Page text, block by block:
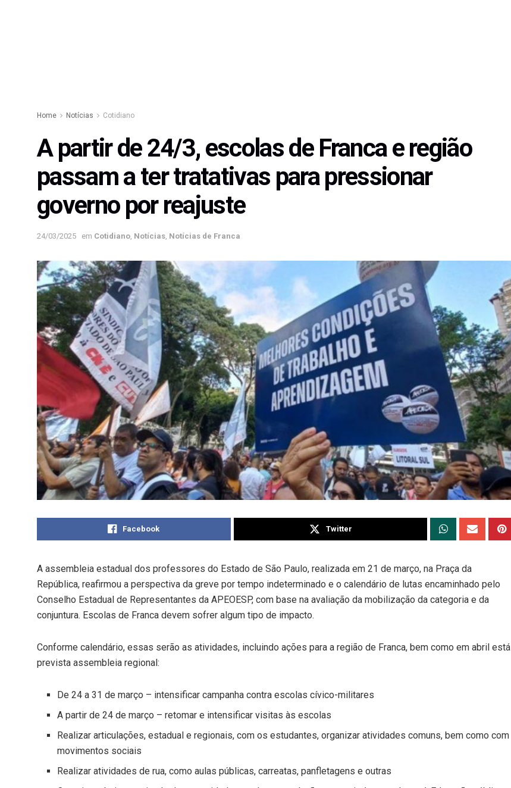
Home Notícias Cotidiano
A partir de 24/3, escolas de Franca e região
passam a ter tratativas para pressionar
governo por reajuste
24/03/2025 em Cotidiano Notícias Notícias de Franca
Facebook Twitter
A assembleia estadual dos professores do Estado de São Paulo, realizada em 21 de março, na Praça da
República, reafirmou a perspectiva da greve por tempo indeterminado e o calendário de lutas encaminhado pelo
Conselho Estadual de Representantes da APEOESP, com base na avaliação da mobilização da categoria e da
conjuntura. Escolas de Franca devem sofrer algum tipo de impacto.
Conforme calendário, essas serão as atividades, incluindo ações para a região de Franca, bem como em abril está
prevista assembleia regional:
De 24 a 31 de março – intensificar campanha contra escolas cívico-militares
A partir de 24 de março – retomar e intensificar visitas às escolas
Realizar articulações, estadual e regionais, com os estudantes, organizar atividades comuns, bem como com
movimentos sociais
Realizar atividades de rua, como aulas públicas, carreatas, panfletagens e outras